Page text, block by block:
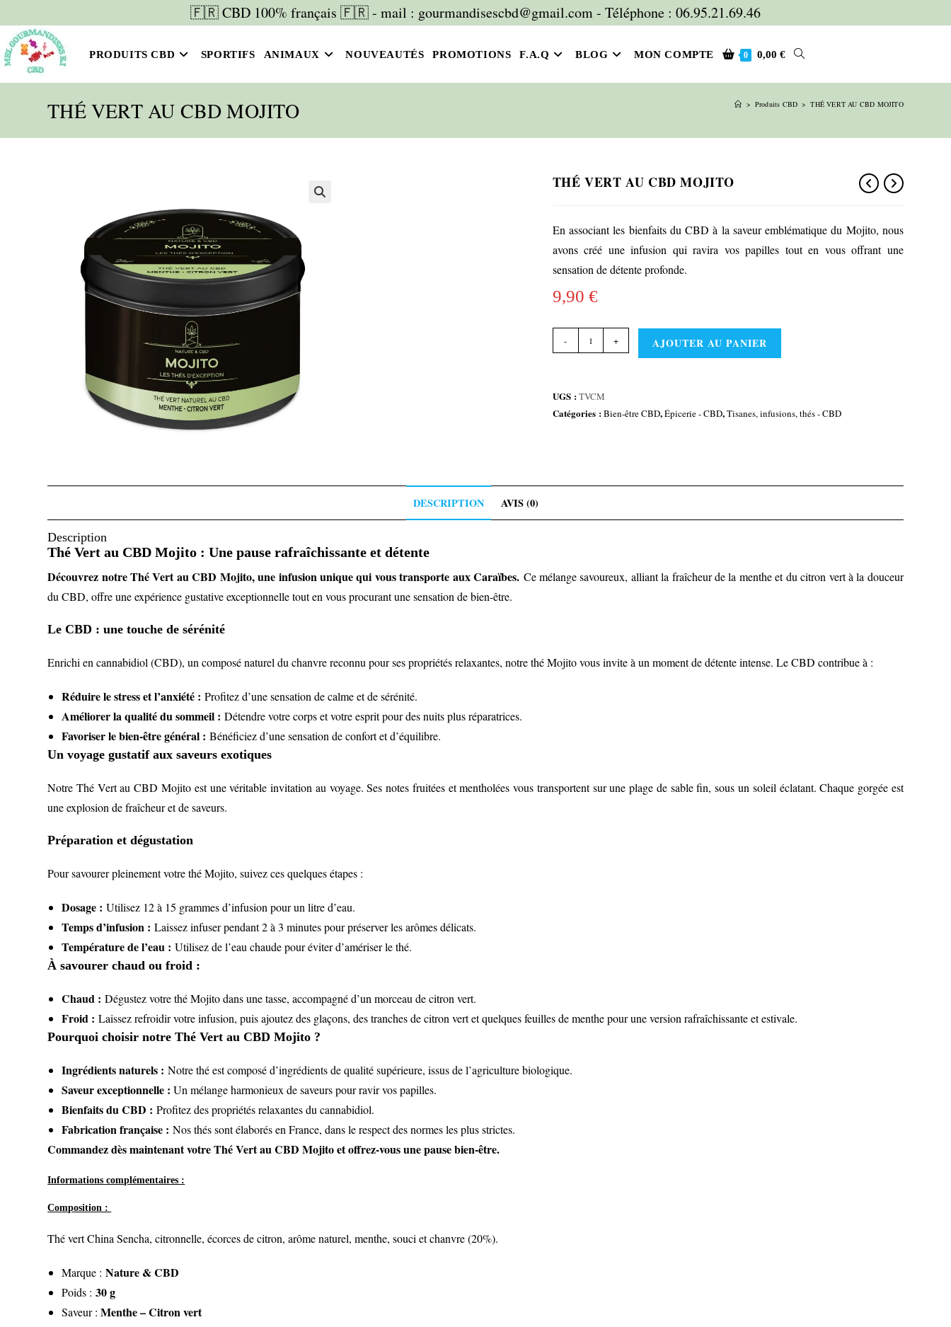
to
content
🇫🇷 CBD 100% français 🇫🇷 - mail : gourmandisescbd@gmail.com - Téléphone : 06.95.21.69.46
PRODUITS CBD SPORTIFS ANIMAUX NOUVEAUTÉS PROMOTIONS F.A.Q BLOG MON COMPTE 0 0,00€ TOGGLE
WEBSITE
THÉ VERT AU CBD MOJITO > Produits CBD > THÉ VERT AU CBD MOJITO
THÉ VERT AU CBD MOJITO
En associant les bienfaits du CBD à la saveur emblématique du Mojito, nous
avons créé une infusion qui ravira vos papilles tout en vous offrant une
sensation de détente profonde.
9,90 €
de
- + AJOUTER AU PANIER
UGS :TVCM
Catégories :Bien-être CBD,Épicerie - CBD,Tisanes, infusions, thés - CBD
DESCRIPTION AVIS (0)
Description
Thé Vert au CBD Mojito : Une pause rafraîchissante et détente
Découvrez notre Thé Vert au CBD Mojito, une infusion unique qui vous transporte aux Caraïbes. Ce mélange savoureux, alliant la fraîcheur de la menthe et du citron vert à la douceur
du CBD, offre une expérience gustative exceptionnelle tout en vous procurant une sensation de bien-être.
Le CBD : une touche de sérénité
Enrichi en cannabidiol (CBD), un composé naturel du chanvre reconnu pour ses propriétés relaxantes, notre thé Mojito vous invite à un moment de détente intense. Le CBD contribue à :
Réduire le stress et l’anxiété :Profitez d’une sensation de calme et de sérénité.
Améliorer la qualité du sommeil :Détendre votre corps et votre esprit pour des nuits plus réparatrices.
Favoriser le bien-être général :Bénéficiez d’une sensation de confort et d’équilibre.
Un voyage gustatif aux saveurs exotiques
Notre Thé Vert au CBD Mojito est une véritable invitation au voyage. Ses notes fruitées et mentholées vous transportent sur une plage de sable fin, sous un soleil éclatant. Chaque gorgée est
une explosion de fraîcheur et de saveurs.
Préparation et dégustation
Pour savourer pleinement votre thé Mojito, suivez ces quelques étapes :
Dosage :Utilisez 12 à 15 grammes d’infusion pour un litre d’eau.
Temps d’infusion :Laissez infuser pendant 2 à 3 minutes pour préserver les arômes délicats.
Température de l’eau :Utilisez de l’eau chaude pour éviter d’amériser le thé.
À savourer chaud ou froid :
Chaud :Dégustez votre thé Mojito dans une tasse, accompagné d’un morceau de citron vert.
Froid :Laissez refroidir votre infusion, puis ajoutez des glaçons, des tranches de citron vert et quelques feuilles de menthe pour une version rafraîchissante et estivale.
Pourquoi choisir notre Thé Vert au CBD Mojito ?
Ingrédients naturels :Notre thé est composé d’ingrédients de qualité supérieure, issus de l’agriculture biologique.
Saveur exceptionnelle :Un mélange harmonieux de saveurs pour ravir vos papilles.
Bienfaits du CBD :Profitez des propriétés relaxantes du cannabidiol.
Fabrication française :Nos thés sont élaborés en France, dans le respect des normes les plus strictes.
Commandez dès maintenant votre Thé Vert au CBD Mojito et offrez-vous une pause bien-être.
Informations complémentaires :
Composition :
Thé vert China Sencha, citronnelle, écorces de citron, arôme naturel, menthe, souci et chanvre (20%).
Marque :Nature & CBD
Poids :30 g
Saveur : Menthe – Citron vert